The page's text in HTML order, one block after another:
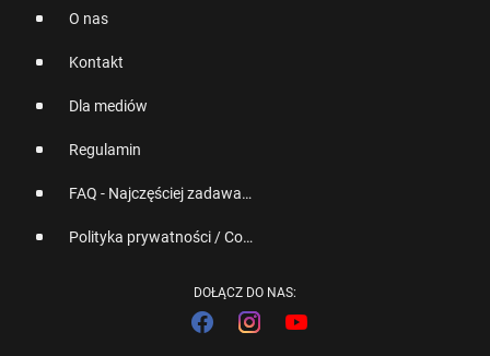
O nas
Kontakt
Dla mediów
Regulamin
FAQ - Najczęściej zadawane pytania
Polityka prywatności / Cookies
DOŁĄCZ DO NAS: